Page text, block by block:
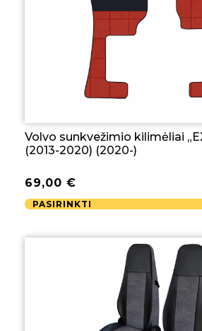
Volvo sunkvežimio kilimėliai
(2013-2020) (2020-)
69,00 €
PASIRINKTI